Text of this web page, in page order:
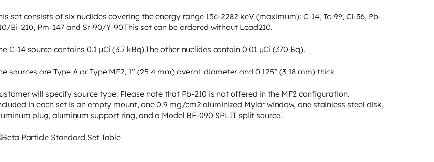
set consists of six nuclides covering the energy range 156-2282 keV (maximum): C-14, Tc-99, Cl-36, Pb-
Bi-210, Pm-147 and Sr-90/Y-90.This set can be ordered without Lead210.
C-14 source contains 0.1 µCi (3.7 kBq).The other nuclides contain 0.01 µCi (370 Bq).
sources are Type A or Type MF2, 1” (25.4 mm) overall diameter and 0.125” (3.18 mm) thick.
will specify source type. Please note that Pb-210 is not offered in the MF2 configuration.
in each set is an empty mount, one 0.9 mg/cm2 aluminized Mylar window, one stainless steel disk,
plug, aluminum support ring, and a Model BF-090 SPLIT split source.